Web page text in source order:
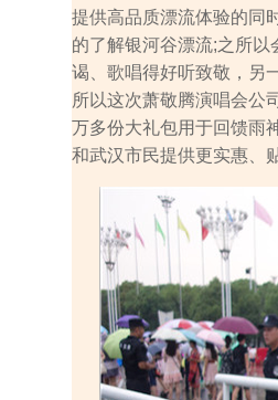
提供高品质漂流体验的同
的了解银河谷漂流;之所
谒、歌唱得好听致敬，另
所以这次萧敬腾演唱会公
万多份大礼包用于回馈雨
和武汉市民提供更实惠、